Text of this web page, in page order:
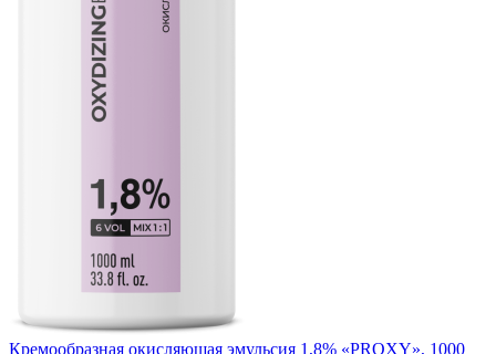
Кремообразная окисляющая эмульсия 1,8% «PROXY», 1000